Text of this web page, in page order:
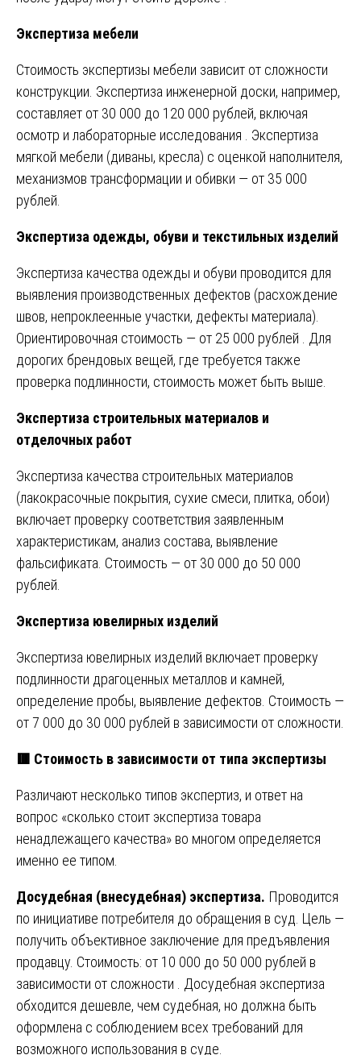
Экспертиза мебели
Стоимость экспертизы мебели зависит от сложности
конструкции. Экспертиза инженерной доски, например,
составляет от 30 000 до 120 000 рублей, включая
осмотр и лабораторные исследования . Экспертиза
мягкой мебели (диваны, кресла) с оценкой наполнителя,
механизмов трансформации и обивки — от 35 000
рублей.
Экспертиза одежды, обуви и текстильных изделий
Экспертиза качества одежды и обуви проводится для
выявления производственных дефектов (расхождение
швов, непроклеенные участки, дефекты материала).
Ориентировочная стоимость — от 25 000 рублей . Для
дорогих брендовых вещей, где требуется также
проверка подлинности, стоимость может быть выше.
Экспертиза строительных материалов и
отделочных работ
Экспертиза качества строительных материалов
(лакокрасочные покрытия, сухие смеси, плитка, обои)
включает проверку соответствия заявленным
характеристикам, анализ состава, выявление
фальсификата. Стоимость — от 30 000 до 50 000
рублей.
Экспертиза ювелирных изделий
Экспертиза ювелирных изделий включает проверку
подлинности драгоценных металлов и камней,
определение пробы, выявление дефектов. Стоимость —
от 7 000 до 30 000 рублей в зависимости от сложности.
🟥 Стоимость в зависимости от типа экспертизы
Различают несколько типов экспертиз, и ответ на
вопрос «сколько стоит экспертиза товара
ненадлежащего качества» во многом определяется
именно ее типом.
Досудебная (внесудебная) экспертиза. Проводится
по инициативе потребителя до обращения в суд. Цель —
получить объективное заключение для предъявления
продавцу. Стоимость: от 10 000 до 50 000 рублей в
зависимости от сложности . Досудебная экспертиза
обходится дешевле, чем судебная, но должна быть
оформлена с соблюдением всех требований для
возможного использования в суде.